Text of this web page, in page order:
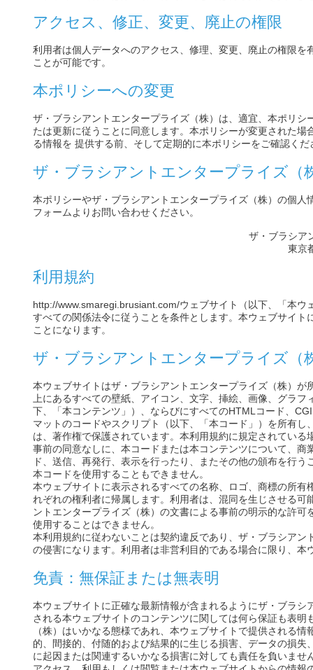
アクセス、修正、変更、廃止の権限
利用者は個人データへのアクセス、修理、変更、廃止の権限
ことが可能です。
本ポリシーへの変更
ザ・ブラシアントエンタープライズ（株）は、適宜、本ポリ
たは更新に従うことに同意します。本ポリシーが変更された
る情報を 提供する前、そして定期的に本ポリシーをご確認くだ
ザ・ブラシアントエンタープライズ（
本ポリシーやザ・ブラシアントエンタープライズ（株）の個
フォームよりお問い合わせください。
ザ・ブラシア
東京
利用規約
http://www.smaregi.brusiant.com/ウェブサイト（以下、「本ウ
すべての関係法令に従うことを条件とします。本ウェブサイ
ことになります。
ザ・ブラシアントエンタープライズ（
本ウェブサイトはザ・ブラシアントエンタープライズ（株）
上にあるすべての壁紙、アイコン、文字、挿絵、画像、グラ
下、「本コンテンツ」）、ならびにすべてのHTMLコード、
マットのコードやスクリプト（以下、「本コード」）を所有
は、著作権で保護されています。本利用規約に規定されてい
事前の同意なしに、本コードまたは本コンテンツについて、
ド、送信、再発行、表示を行ったり、またその他の頒布を行
本コードを使用することもできません。
本ウェブサイトに表示されるすべての名称、ロゴ、商標の所
れぞれの権利者に帰属します。利用者は、混同を生じさせる
ントエンタープライズ（株）の文書による事前の明示的な許
使用することはできません。
本利用規約に従わないことは契約違反であり、ザ・ブラシア
の侵害になります。利用者は非営利目的である場合に限り、
免責：無保証または無表明
本ウェブサイトに正確な最新情報が含まれるようにザ・ブラ
される本ウェブサイトのコンテンツに関しては何ら保証も表
（株）はいかなる態様であれ、本ウェブサイトで提供される
的、間接的、付随的および結果的に生じる損害、データの損
に起因または関連するいかなる損害に対しても責任を負いま